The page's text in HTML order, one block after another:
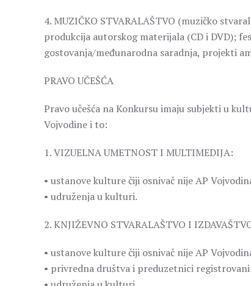
4. MUZIČKO STVARALAŠTVO (muzičko
produkcija autorskog materijala (CD i DVD);
gostovanja/međunarodna saradnja, projekti
PRAVO UČEŠĆA
Pravo učešća na Konkursu imaju subjekti u
Vojvodine i to:
1. VIZUELNA UMETNOST I MULTIMEDIJA:
• ustanove kulture čiji osnivač nije AP
• udruženja u kulturi.
2. KNJIŽEVNO STVARALAŠTVO I
• ustanove kulture čiji osnivač nije AP
• privredna društva i preduzetnici